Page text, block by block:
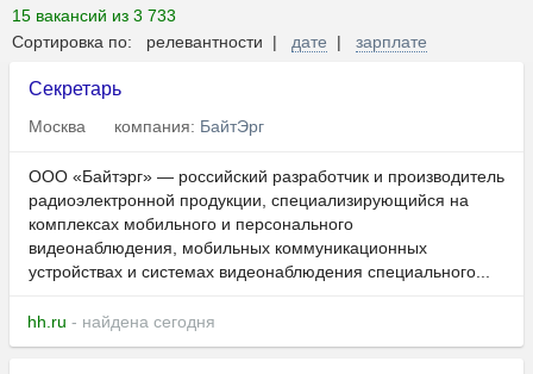
15 вакансий из 3 733
Сортировка по: релевантности | дате | зарплате
Секретарь
Москва компания: БайтЭрг
ООО «Байтэрг» — российский разработчик и производитель
радиоэлектронной продукции, специализирующийся на
комплексах мобильного и персонального
видеонаблюдения, мобильных коммуникационных
устройствах и системах видеонаблюдения специального...
hh.ru - найдена сегодня